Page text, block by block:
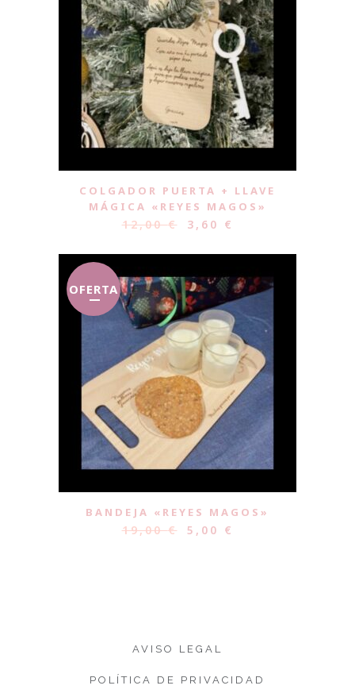
COLGADOR PUERTA + LLAVE
MÁGICA «REYES MAGOS»
12,00€ 3,60 €
OFERTA
BANDEJA «REYES MAGOS»
19,00€ 5,00 €
AVISO LEGAL
POLÍTICA DE PRIVACIDAD